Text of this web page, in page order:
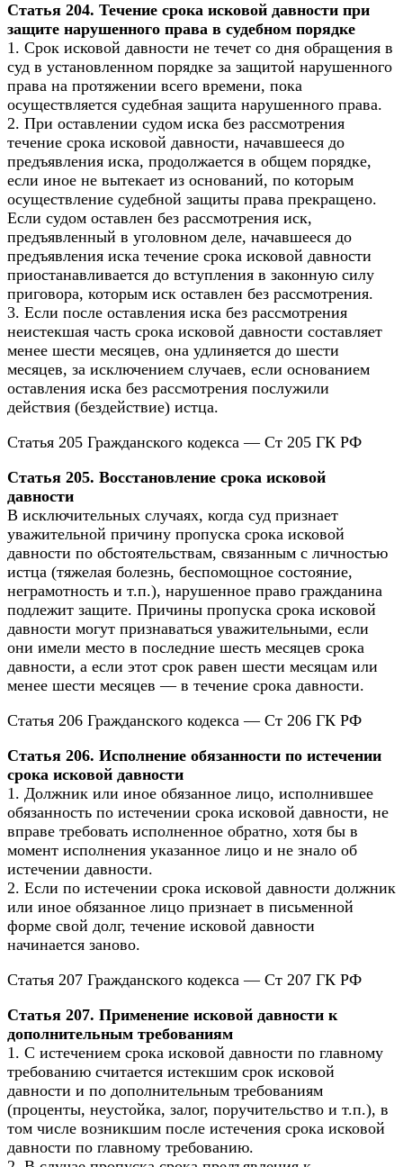
Статья 204. Течение срока исковой давности при
защите нарушенного права в судебном порядке
1. Срок исковой давности не течет со дня обращения в
суд в установленном порядке за защитой нарушенного
права на протяжении всего времени, пока
осуществляется судебная защита нарушенного права.
2. При оставлении судом иска без рассмотрения
течение срока исковой давности, начавшееся до
предъявления иска, продолжается в общем порядке,
если иное не вытекает из оснований, по которым
осуществление судебной защиты права прекращено.
Если судом оставлен без рассмотрения иск,
предъявленный в уголовном деле, начавшееся до
предъявления иска течение срока исковой давности
приостанавливается до вступления в законную силу
приговора, которым иск оставлен без рассмотрения.
3. Если после оставления иска без рассмотрения
неистекшая часть срока исковой давности составляет
менее шести месяцев, она удлиняется до шести
месяцев, за исключением случаев, если основанием
оставления иска без рассмотрения послужили
действия (бездействие) истца.
Статья 205 Гражданского кодекса — Ст 205 ГК РФ
Статья 205. Восстановление срока исковой
давности
В исключительных случаях, когда суд признает
уважительной причину пропуска срока исковой
давности по обстоятельствам, связанным с личностью
истца (тяжелая болезнь, беспомощное состояние,
неграмотность и т.п.), нарушенное право гражданина
подлежит защите. Причины пропуска срока исковой
давности могут признаваться уважительными, если
они имели место в последние шесть месяцев срока
давности, а если этот срок равен шести месяцам или
менее шести месяцев — в течение срока давности.
Статья 206 Гражданского кодекса — Ст 206 ГК РФ
Статья 206. Исполнение обязанности по истечении
срока исковой давности
1. Должник или иное обязанное лицо, исполнившее
обязанность по истечении срока исковой давности, не
вправе требовать исполненное обратно, хотя бы в
момент исполнения указанное лицо и не знало об
истечении давности.
2. Если по истечении срока исковой давности должник
или иное обязанное лицо признает в письменной
форме свой долг, течение исковой давности
начинается заново.
Статья 207 Гражданского кодекса — Ст 207 ГК РФ
Статья 207. Применение исковой давности к
дополнительным требованиям
1. С истечением срока исковой давности по главному
требованию считается истекшим срок исковой
давности и по дополнительным требованиям
(проценты, неустойка, залог, поручительство и т.п.), в
том числе возникшим после истечения срока исковой
давности по главному требованию.